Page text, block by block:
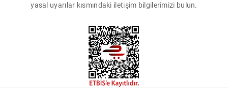
yasal uyarılar kısmındaki iletişim bilgilerimizi bulun.